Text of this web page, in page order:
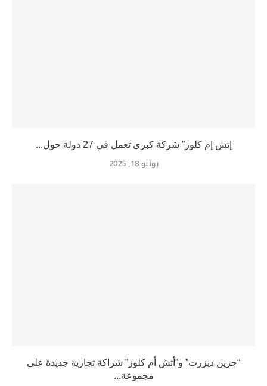
إتش إم كلوز” شركة كبرى تعمل في 27 دولة حول...
يونيو 18, 2025
“جرين ديزرت” و”أتش أم كلوز” شراكة تجارية جديدة على
مجموعة...